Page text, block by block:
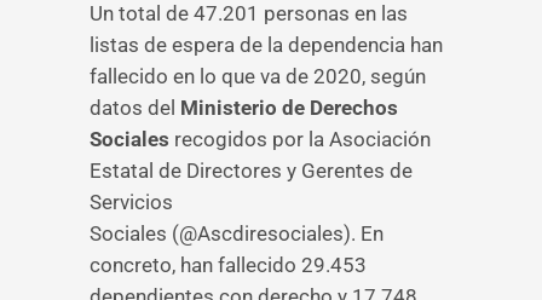
Un total de 47.201 personas en las
listas de espera de la dependencia han
fallecido en lo que va de 2020, según
datos del Ministerio de Derechos
Sociales recogidos por la Asociación
Estatal de Directores y Gerentes de
Servicios
Sociales (@Ascdiresociales). En
concreto, han fallecido 29.453